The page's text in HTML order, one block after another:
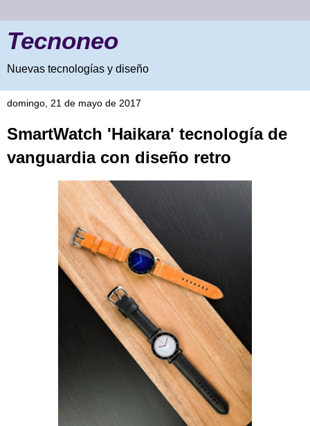
Tecnoneo
Nuevas tecnologías y diseño
domingo, 21 de mayo de 2017
SmartWatch 'Haikara' tecnología de
vanguardia con diseño retro